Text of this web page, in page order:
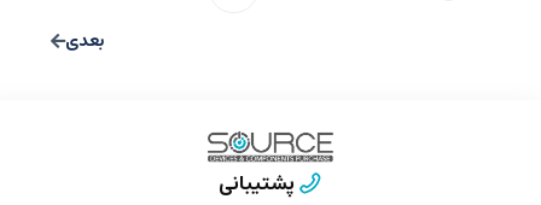
پشتیبانی